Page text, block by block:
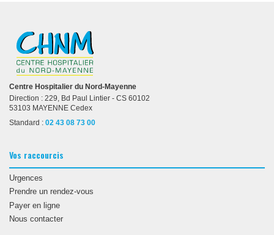
Centre Hospitalier du Nord-Mayenne
Direction : 229, Bd Paul Lintier - CS 60102
53103 MAYENNE Cedex
Standard : 02 43 08 73 00
Vos raccourcis
Urgences
Prendre un rendez-vous
Payer en ligne
Nous contacter